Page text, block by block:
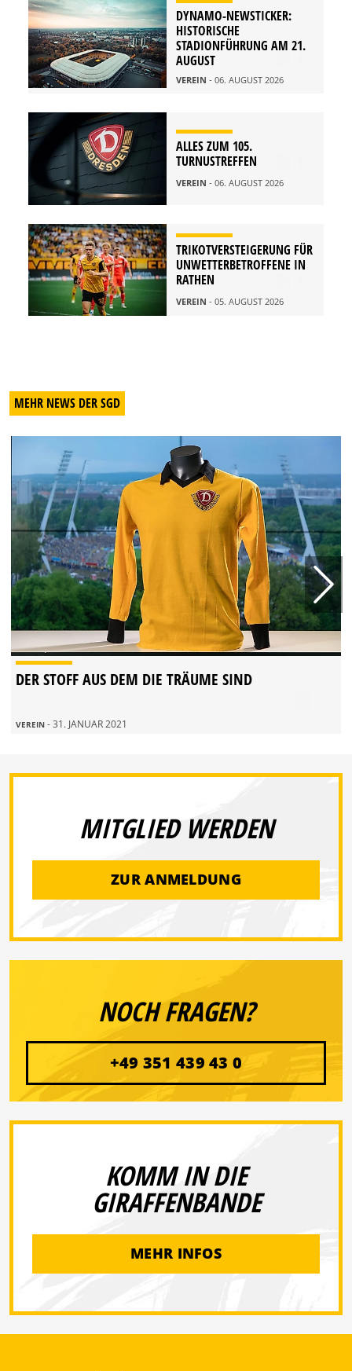
DYNAMO-NEWSTICKER:
HISTORISCHE
STADIONFÜHRUNG AM 21.
AUGUST
VEREIN - 06. AUGUST 2026
ALLES ZUM 105.
TURNUSTREFFEN
VEREIN - 06. AUGUST 2026
TRIKOTVERSTEIGERUNG FÜR
UNWETTERBETROFFENE IN
RATHEN
VEREIN - 05. AUGUST 2026
MEHR NEWS DER SGD
DER STOFF AUS DEM DIE TRÄUME SIND
VEREIN - 31. JANUAR 2021
MITGLIED WERDEN
ZUR ANMELDUNG
NOCH FRAGEN?
+49 351 439 43 0
KOMM IN DIE
GIRAFFENBANDE
MEHR INFOS